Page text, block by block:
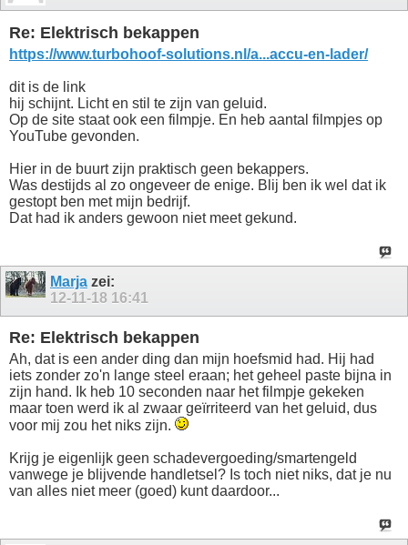
Re: Elektrisch bekappen
https://www.turbohoof-solutions.nl/a...accu-en-lader/
dit is de link
hij schijnt. Licht en stil te zijn van geluid.
Op de site staat ook een filmpje. En heb aantal filmpjes op
YouTube gevonden.
Hier in de buurt zijn praktisch geen bekappers.
Was destijds al zo ongeveer de enige. Blij ben ik wel dat ik
gestopt ben met mijn bedrijf.
Dat had ik anders gewoon niet meet gekund.
Marja zei:
12-11-18 16:41
Re: Elektrisch bekappen
Ah, dat is een ander ding dan mijn hoefsmid had. Hij had
iets zonder zo'n lange steel eraan; het geheel paste bijna in
zijn hand. Ik heb 10 seconden naar het filmpje gekeken
maar toen werd ik al zwaar geïrriteerd van het geluid, dus
voor mij zou het niks zijn.
Krijg je eigenlijk geen schadevergoeding/smartengeld
vanwege je blijvende handletsel? Is toch niet niks, dat je nu
van alles niet meer (goed) kunt daardoor...